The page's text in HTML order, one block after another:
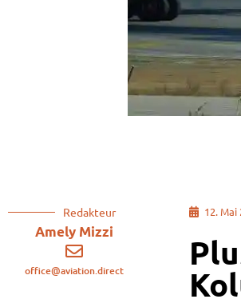
Redakteur
Amely Mizzi
office@aviation.direct
12. Mai